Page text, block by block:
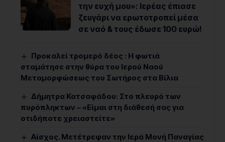
την ευχή μου»: Ιερέας έπιασε
ζευγάρι να ερωτοτροπεί μέσα
σε ναό & τους έδωσε 100 ευρώ!
Προκαλεί τρομερό δέος : Η φωτιά
σταμάτησε στην θύρα του Ιερού Ναού
Μεταμορφώσεως του Σωτήρος στα Βίλια
Δήμητρα Κατσαφάδου: Στο πλευρό των
πυρόπληκτων – «Είμαι στη διάθεσή σας για
οτιδήποτε χρειαστείτε»
Αίσχος. Μετέτρεψαν την Ιερά Μονή Παναγίας